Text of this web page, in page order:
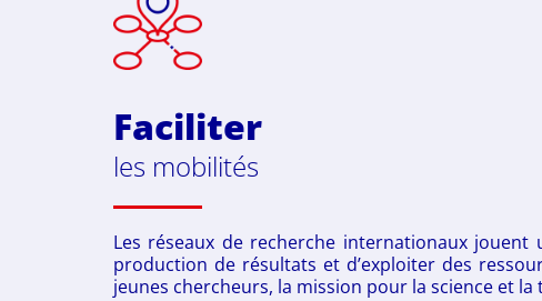
Faciliter
les mobilités
Les réseaux de recherche internationaux
production de résultats et d’exploiter des
jeunes chercheurs, la mission pour la science et